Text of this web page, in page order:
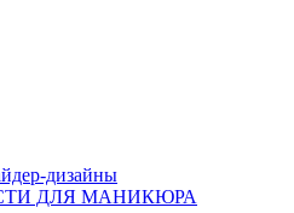
дизайны
ДЛЯ МАНИКЮРА